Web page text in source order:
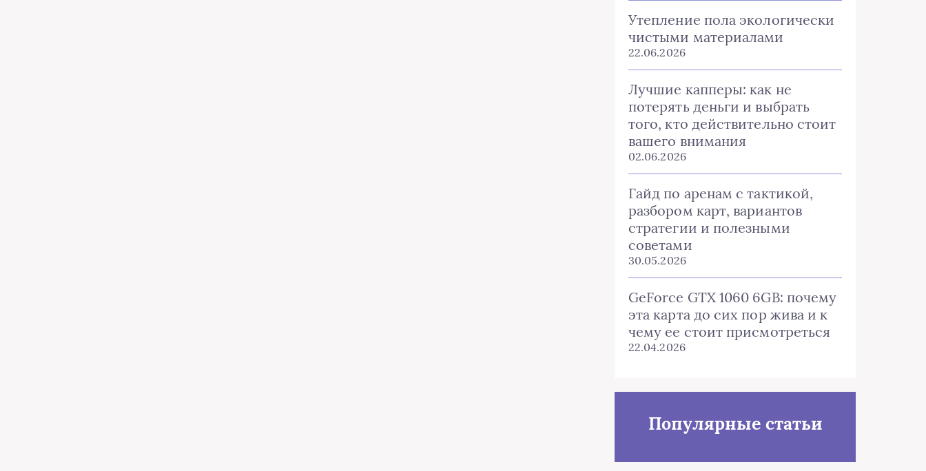
Утепление пола экологически
чистыми материалами
22.06.2026
Лучшие капперы: как не
потерять деньги и выбрать
того, кто действительно стоит
вашего внимания
02.06.2026
Гайд по аренам с тактикой,
разбором карт, вариантов
стратегии и полезными
советами
30.05.2026
GeForce GTX 1060 6GB: почему
эта карта до сих пор жива и к
чему ее стоит присмотреться
22.04.2026
Популярные статьи